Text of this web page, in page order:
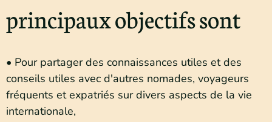
principaux objectifs sont
• Pour partager des connaissances utiles et des
conseils utiles avec d'autres nomades, voyageurs
fréquents et expatriés sur divers aspects de la vie
internationale,